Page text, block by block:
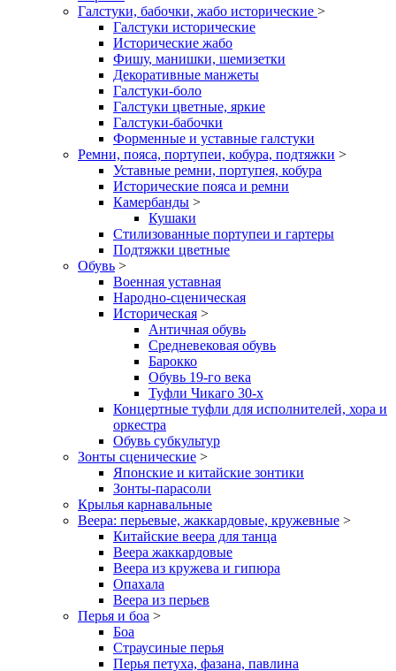
Галстуки, бабочки, жабо исторические >
Галстуки исторические
Исторические жабо
Фишу, манишки, шемизетки
Декоративные манжеты
Галстуки-боло
Галстуки цветные, яркие
Галстуки-бабочки
Форменные и уставные галстуки
Ремни, пояса, портупеи, кобура, подтяжки >
Уставные ремни, портупея, кобура
Исторические пояса и ремни
Камербанды >
Кушаки
Стилизованные портупеи и гартеры
Подтяжки цветные
Обувь >
Военная уставная
Народно-сценическая
Историческая >
Античная обувь
Средневековая обувь
Барокко
Обувь 19-го века
Туфли Чикаго 30-х
Концертные туфли для исполнителей, хора и
оркестра
Обувь субкультур
Зонты сценические >
Японские и китайские зонтики
Зонты-парасоли
Крылья карнавальные
Веера: перьевые, жаккардовые, кружевные >
Китайские веера для танца
Веера жаккардовые
Веера из кружева и гипюра
Опахала
Веера из перьев
Перья и боа >
Боа
Страусиные перья
Перья петуха, фазана, павлина